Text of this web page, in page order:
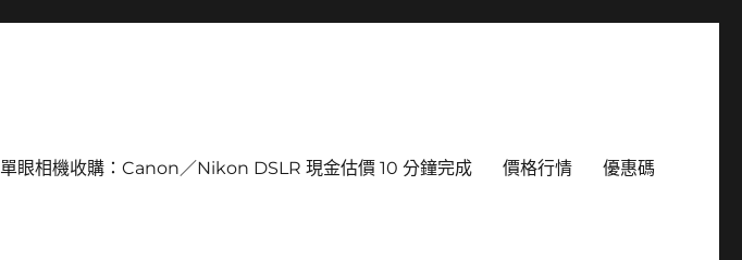
單眼相機收購：Canon／Nikon DSLR 現金估價 10 分鐘完成 價格行情 優惠碼